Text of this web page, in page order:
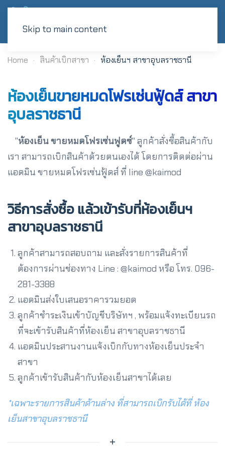
Skip to main content
Home สินค้าเบิกสาขา ห้องเย็นฯ สาขาอุบลราชธานี
ห้องเย็นขายหมดโฟรเซ่นฟู้ดส์ สาขา
อุบลราชธานี
"ห้องเย็น ขายหมดโฟรเซ่นฟูดซ์" ลูกค้าสั่งซื้อสินค้ากับ
เรา สามารถเบิกสินค้าด้วยตนเองได้ โดยการติดต่อผ่าน
แอดมิน ขายหมดโฟรเซ่นฟู้ดส์ ที่ line @kaimod
วิธีการสั่งซื้อ แล้วเข้ารับที่ห้องเย็นฯ
สาขาอุบลราชธานี
ลูกค้าสามารถสอบถาม และสั่งรายการสินค้าที่
ต้องการผ่านช่องทาง Line : @kaimod หรือ โทร. 096-
281-3388
แอดมินส่งใบเสนอราคารวมยอด
ลูกค้าชำระเงินเข้าบัญชีบริษัทฯ , พร้อมแจ้งทะเบียนรถ
ที่จะเข้ารับสินค้าที่ห้องเย็น สาขาอุบลราชธานี
แอดมินประสานงานแจ้งเบิกกับทางห้องเย็นประจำ
สาขา
ลูกค้าเข้ารับสินค้ากับห้องเย็นสาขาได้เลย
*เฉพาะรายการสินค้าด้านล่าง ที่สามารถเบิกรับได้ที่ ห้อง
เย็นสาขาอุบลราชธานี